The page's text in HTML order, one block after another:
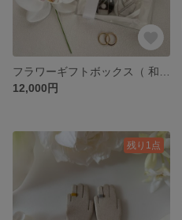
12,000円
残り1点